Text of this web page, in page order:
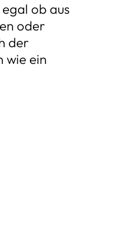
ob aus
oder
der
wie ein